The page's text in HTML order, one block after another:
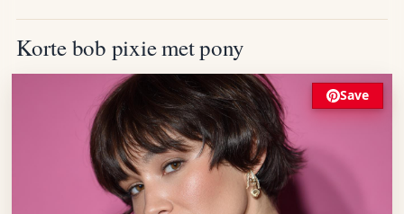
Korte bob pixie met pony
Save